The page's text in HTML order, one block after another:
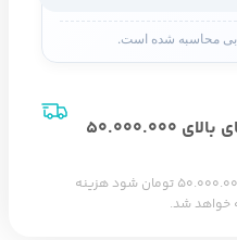
محاسبه شده است.
ارسال رایگان برای سفارش های بالای 5٠.٠٠٠.٠٠٠
چنان چه جمع صورت حساب شما بالای 5٠.٠٠٠.٠٠٠ تومان شود هزینه
خواهد شد.